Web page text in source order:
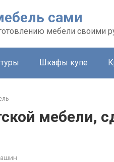
сами
мебели своими
Шкафы купе
мебели,